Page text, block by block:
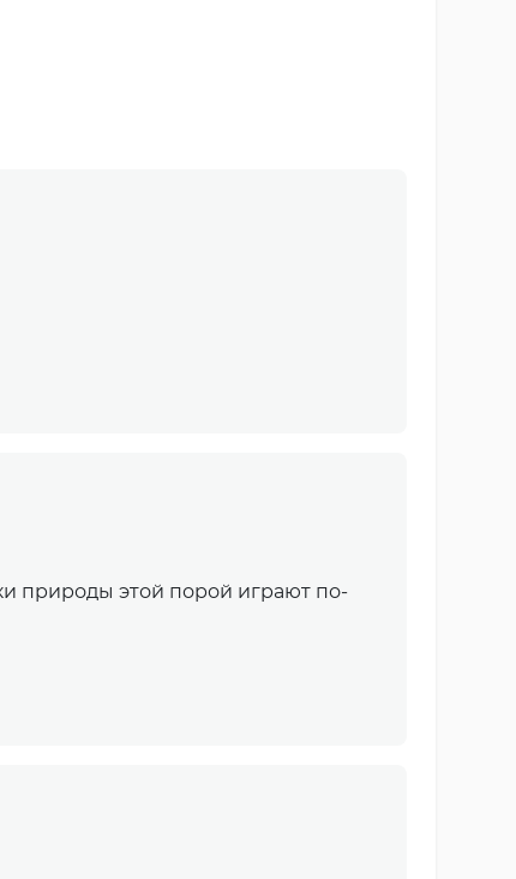
природы этой порой играют по-